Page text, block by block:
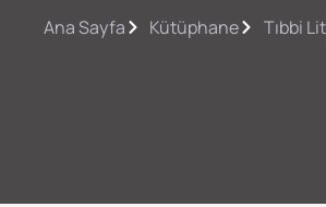
Ana Sayfa Kütüphane Tıbbi